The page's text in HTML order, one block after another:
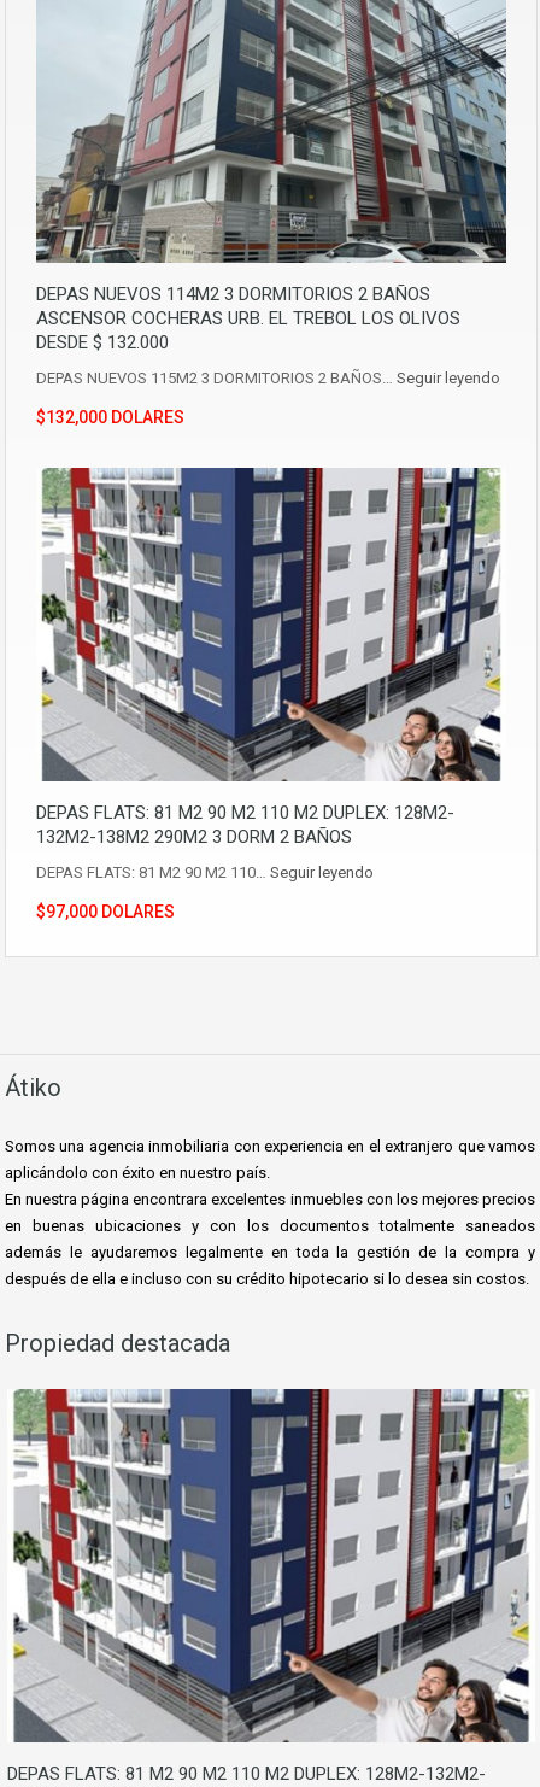
DEPAS NUEVOS 114M2 3 DORMITORIOS 2 BAÑOS
ASCENSOR COCHERAS URB. EL TREBOL LOS OLIVOS
DESDE $ 132.000
DEPAS NUEVOS 115M2 3 DORMITORIOS 2 BAÑOS… Seguir leyendo
$132,000 DOLARES
DEPAS FLATS: 81 M2 90 M2 110 M2 DUPLEX: 128M2-
132M2-138M2 290M2 3 DORM 2 BAÑOS
DEPAS FLATS: 81 M2 90 M2 110… Seguir leyendo
$97,000 DOLARES
Átiko
Somos una agencia inmobiliaria con experiencia en el extranjero que vamos
aplicándolo con éxito en nuestro país.
En nuestra página encontrara excelentes inmuebles con los mejores precios
en buenas ubicaciones y con los documentos totalmente saneados
además le ayudaremos legalmente en toda la gestión de la compra y
después de ella e incluso con su crédito hipotecario si lo desea sin costos.
Propiedad destacada
DEPAS FLATS: 81 M2 90 M2 110 M2 DUPLEX: 128M2-132M2-